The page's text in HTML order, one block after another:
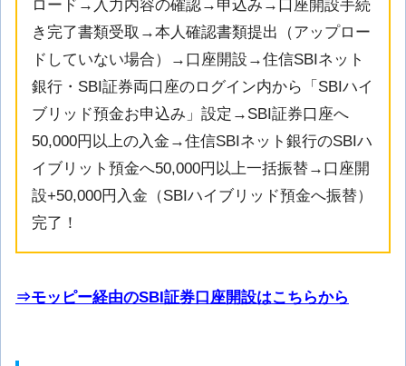
ロード→入力内容の確認→申込み→口座開設手続
き完了書類受取→本人確認書類提出（アップロー
ドしていない場合）→口座開設→住信SBIネット
銀行・SBI証券両口座のログイン内から「SBIハイ
ブリッド預金お申込み」設定→SBI証券口座へ
50,000円以上の入金→住信SBIネット銀行のSBIハ
イブリット預金へ50,000円以上一括振替→口座開
設+50,000円入金（SBIハイブリッド預金へ振替）
完了！
⇒モッピー経由のSBI証券口座開設はこちらから